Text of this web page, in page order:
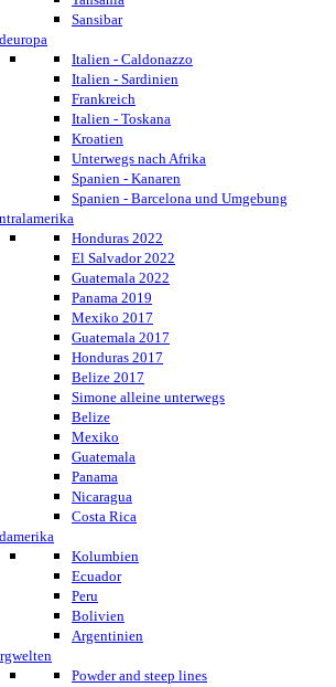
Sansibar
Italien - Caldonazzo
Italien - Sardinien
Frankreich
Italien - Toskana
Kroatien
Unterwegs nach Afrika
Spanien - Kanaren
Spanien - Barcelona und Umgebung
Honduras 2022
El Salvador 2022
Guatemala 2022
Panama 2019
Mexiko 2017
Guatemala 2017
Honduras 2017
Belize 2017
Simone alleine unterwegs
Belize
Mexiko
Guatemala
Panama
Nicaragua
Costa Rica
Kolumbien
Ecuador
Peru
Bolivien
Argentinien
Powder and steep lines